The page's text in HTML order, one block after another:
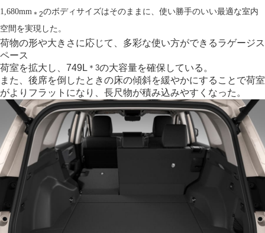
1,680mm ＊2のボディサイズはそのままに、使い勝手のいい最適な室内
空間を実現した。
荷物の形や大きさに応じて、 多彩な使い方ができるラゲージス
ペース
荷室を拡大し、749L ＊3の大容量を確保している。
また、後席を倒したときの床の傾斜を緩やかにすることで荷室
がよりフラットになり、長尺物が積み込みやすくなった。